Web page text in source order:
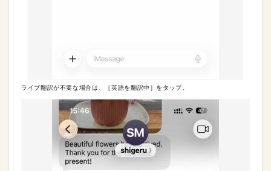
ライブ翻訳が不要な場合は、［英語を翻訳中］をタップ。